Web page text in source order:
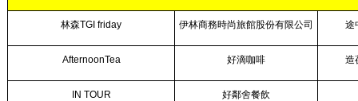
林森TGI friday 伊林商務時尚旅館股份有限公司 途
AfternoonTea 好滴咖啡 造
IN TOUR 好鄰舍餐飲